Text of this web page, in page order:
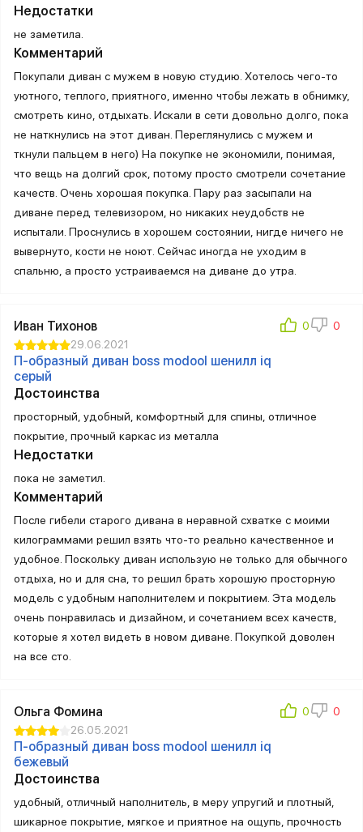
Недостатки
не заметила.
Комментарий
Покупали диван с мужем в новую студию. Хотелось чего-то
уютного, теплого, приятного, именно чтобы лежать в обнимку,
смотреть кино, отдыхать. Искали в сети довольно долго, пока
не наткнулись на этот диван. Переглянулись с мужем и
ткнули пальцем в него) На покупке не экономили, понимая,
что вещь на долгий срок, потому просто смотрели сочетание
качеств. Очень хорошая покупка. Пару раз засыпали на
диване перед телевизором, но никаких неудобств не
испытали. Проснулись в хорошем состоянии, нигде ничего не
вывернуто, кости не ноют. Сейчас иногда не уходим в
спальню, а просто устраиваемся на диване до утра.
Иван Тихонов
29.06.2021
П-образный диван boss modool шенилл iq
серый
Достоинства
просторный, удобный, комфортный для спины, отличное
покрытие, прочный каркас из металла
Недостатки
пока не заметил.
Комментарий
После гибели старого дивана в неравной схватке с моими
килограммами решил взять что-то реально качественное и
удобное. Поскольку диван использую не только для обычного
отдыха, но и для сна, то решил брать хорошую просторную
модель с удобным наполнителем и покрытием. Эта модель
очень понравилась и дизайном, и сочетанием всех качеств,
которые я хотел видеть в новом диване. Покупкой доволен
на все сто.
Ольга Фомина
26.05.2021
П-образный диван boss modool шенилл iq
бежевый
Достоинства
удобный, отличный наполнитель, в меру упругий и плотный,
шикарное покрытие, мягкое и приятное на ощупь, прочность